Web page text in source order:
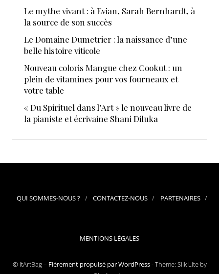
Le mythe vivant : à Evian, Sarah Bernhardt, à
la source de son succès
Le Domaine Dumetrier : la naissance d’une
belle histoire viticole
Nouveau coloris Mangue chez Cookut : un
plein de vitamines pour vos fourneaux et
votre table
« Du Spirituel dans l’Art » le nouveau livre de
la pianiste et écrivaine Shani Diluka
QUI SOMMES-NOUS ? CONTACTEZ-NOUS PARTENAIRES
MENTIONS LÉGALES
© ItArtBag – Fièrement propulsé par WordPress-Theme: Silk Lite by